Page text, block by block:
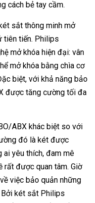
cách bẻ tay cầm.
sắt thông minh mở
tiên tiến. Philips
mở khóa hiện đại: vân
mở khóa bằng chìa cơ
biệt, với khả năng bảo
được tăng cường tối đa
ABX khác biệt so với
đó là két được
ai yêu thích, đam mê
rất được quan tâm. Giờ
việc bảo quản những
Bởi két sắt Philips